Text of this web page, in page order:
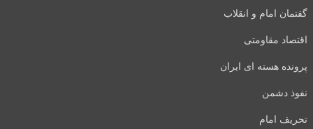
گفتمان امام و انقلاب
اقتصاد مقاومتی
پرونده هسته ای ایران
نفوذ دشمن
تحریف امام